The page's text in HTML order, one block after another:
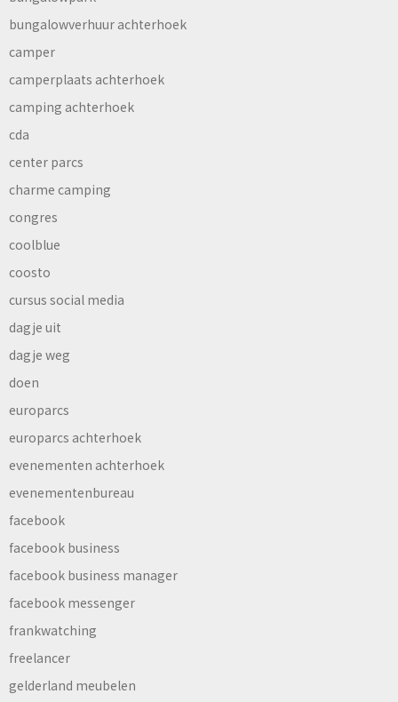
bungalowverhuur achterhoek
camper
camperplaats achterhoek
camping achterhoek
cda
center parcs
charme camping
congres
coolblue
coosto
cursus social media
dagje uit
dagje weg
doen
europarcs
europarcs achterhoek
evenementen achterhoek
evenementenbureau
facebook
facebook business
facebook business manager
facebook messenger
frankwatching
freelancer
gelderland meubelen